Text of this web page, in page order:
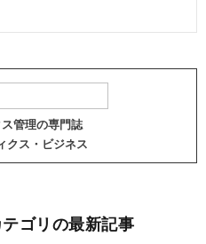
管理の専門誌
クス・ビジネス
テゴリの最新記事